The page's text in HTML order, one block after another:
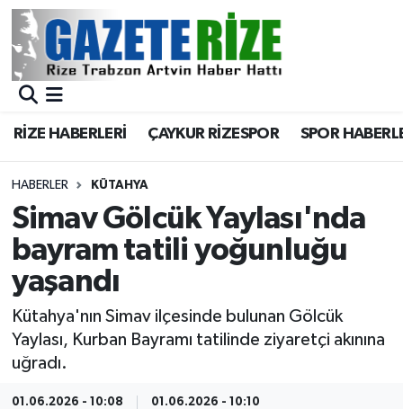
RİZE HABERLERİ ÇAYKUR RİZESPOR SPOR
HABERLER KÜTAHYA
Simav Gölcük Yaylası'nda
bayram tatili yoğunluğu
yaşandı
Kütahya'nın Simav ilçesinde bulunan Gölcük
Yaylası, Kurban Bayramı tatilinde ziyaretçi akınına
uğradı.
01.06.2026 - 10:08 01.06.2026 - 10:10
BÖLGEMİZ
Asayiş
Rize Jandarma Komutanlığı
Bilim Teknoloji
Bölge
Advertising news
Merkez Nöbetçi Eczaneler
Merkez Trafik Yoğunluk Haritası
Süper Lig Puan Durumu ve Fikstür
Tüm Manşetler
Son Dakika Haberleri
Haber Arşivi